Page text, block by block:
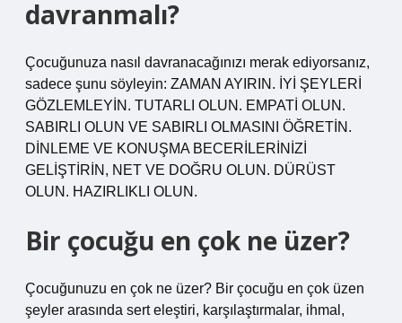
davranmalı?
Çocuğunuza nasıl davranacağınızı merak ediyorsanız,
sadece şunu söyleyin: ZAMAN AYIRIN. İYİ ŞEYLERİ
GÖZLEMLEYİN. TUTARLI OLUN. EMPATİ OLUN.
SABIRLI OLUN VE SABIRLI OLMASINI ÖĞRETİN.
DİNLEME VE KONUŞMA BECERİLERİNİZİ
GELİŞTİRİN, NET VE DOĞRU OLUN. DÜRÜST
OLUN. HAZIRLIKLI OLUN.
Bir çocuğu en çok ne üzer?
Çocuğunuzu en çok ne üzer? Bir çocuğu en çok üzen
şeyler arasında sert eleştiri, karşılaştırmalar, ihmal,